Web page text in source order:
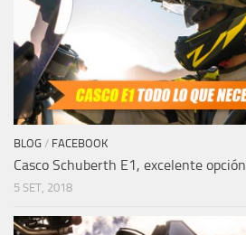
BLOG / FACEBOOK
Casco Schuberth E1, excelente opción
5 SET, 2018